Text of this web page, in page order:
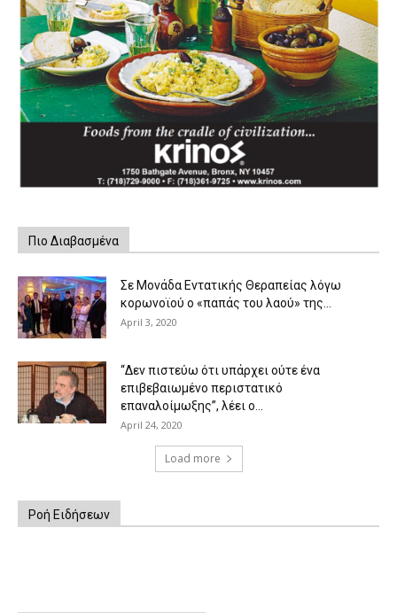
Πιο Διαβασμένα
Σε Μονάδα Εντατικής Θεραπείας λόγω
κορωνοϊού ο «παπάς του λαού» της...
April 3, 2020
“Δεν πιστεύω ότι υπάρχει ούτε ένα
επιβεβαιωμένο περιστατικό
επαναλοίμωξης”, λέει ο...
April 24, 2020
Load more
Ροή Ειδήσεων